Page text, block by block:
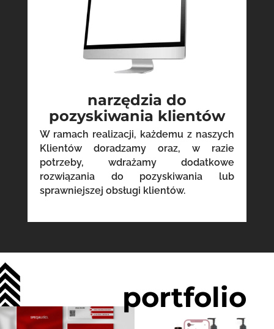
narzędzia do
pozyskiwania klientów
W ramach realizacji, każdemu z naszych
Klientów doradzamy oraz, w razie
potrzeby, wdrażamy dodatkowe
rozwiązania do pozyskiwania lub
sprawniejszej obsługi klientów.
portfolio